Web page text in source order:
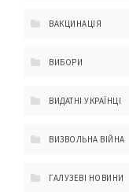
ВАКЦИНАЦІЯ
ВИБОРИ
ВИДАТНІ УКРАЇНЦІ
ВИЗВОЛЬНА ВІЙНА
ГАЛУЗЕВІ НОВИНИ